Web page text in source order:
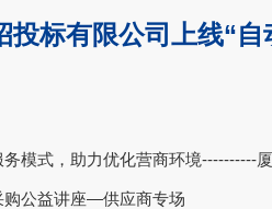
标有限公司上线“自
务模式，助力优化营商环境----------
购公益讲座—供应商专场